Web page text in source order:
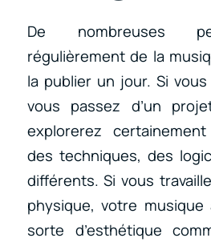
De nombreuses
régulièrement de la
la publier un jour. Si
vous passez d’un
explorerez
des techniques, des
différents. Si vous
physique, votre
sorte d’esthétique